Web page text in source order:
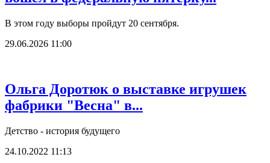
В этом году выборы пройдут 20 сентября.
29.06.2026 11:00
Ольга Доротюк о выставке игрушек
фабрики "Весна" в...
Детство - история будущего
24.10.2022 11:13